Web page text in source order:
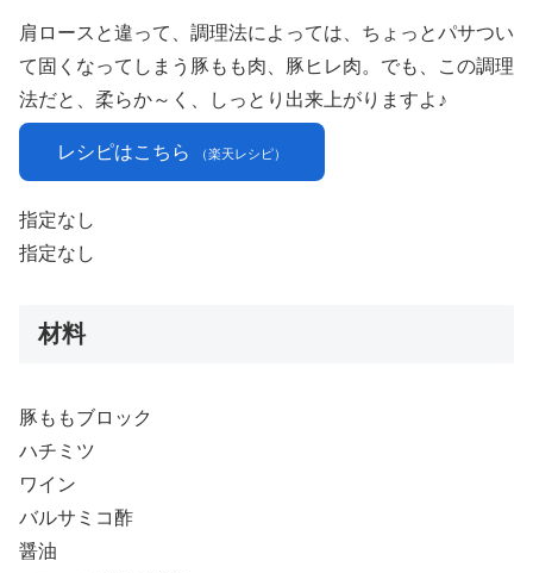
肩ロースと違って、調理法によっては、ちょっとパサつい
て固くなってしまう豚もも肉、豚ヒレ肉。でも、この調理
法だと、柔らか～く、しっとり出来上がりますよ♪
レシピはこちら （楽天レシピ）
指定なし
指定なし
材料
豚ももブロック
ハチミツ
ワイン
バルサミコ酢
醤油